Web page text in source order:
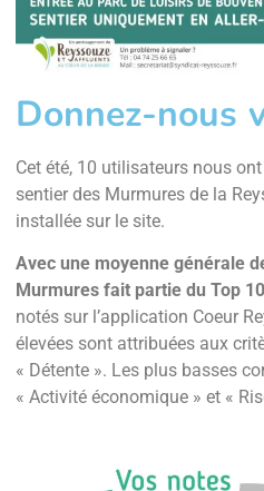
Donnez-nous
Cet été, 10 utilisateurs nous
sentier des Murmures de la
installée sur le site.
Avec une moyenne générale
Murmures fait partie du Top 10
notés sur l’application Coeur
élevées sont attribuées aux
« Détente ». Les plus basses
« Activité économique » et «